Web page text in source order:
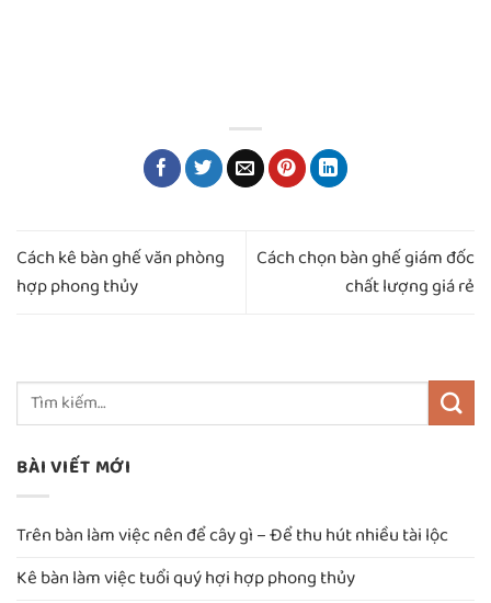
Cách kê bàn ghế văn phòng
hợp phong thủy
Cách chọn bàn ghế giám đốc
chất lượng giá rẻ
BÀI VIẾT MỚI
Trên bàn làm việc nên để cây gì – Để thu hút nhiều tài lộc
Kê bàn làm việc tuổi quý hợi hợp phong thủy